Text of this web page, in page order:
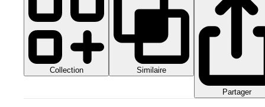
Collection Similaire
Partager